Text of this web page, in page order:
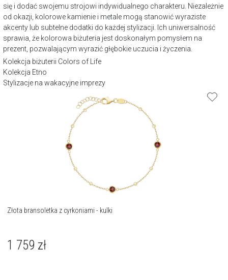
się i dodać swojemu strojowi indywidualnego charakteru. Niezależnie
od okazji, kolorowe kamienie i metale mogą stanowić wyraziste
akcenty lub subtelne dodatki do każdej stylizacji. Ich uniwersalność
sprawia, że kolorowa biżuteria jest doskonałym pomysłem na
prezent, pozwalającym wyrazić głębokie uczucia i życzenia.
Kolekcja biżuterii Colors of Life
Kolekcja Etno
Stylizacje na wakacyjne imprezy
Złota bransoletka z cyrkoniami - kulki
1 759 zł